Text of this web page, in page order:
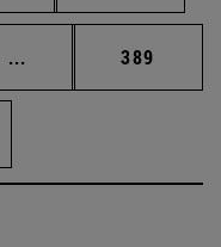
... Páginas intermedias
Página
389